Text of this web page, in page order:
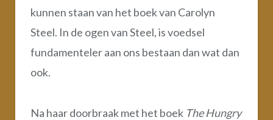
kunnen staan van het boek van Carolyn
Steel. In de ogen van Steel, is voedsel
fundamenteler aan ons bestaan dan wat dan
ook.
Na haar doorbraak met het boek The Hungry